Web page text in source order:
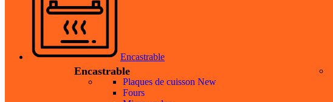
Encastrable
Encastrable
Plaques de cuisson New
Fours